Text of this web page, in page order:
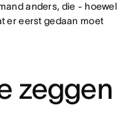
anders, die - hoewel
er eerst gedaan moet
zeggen